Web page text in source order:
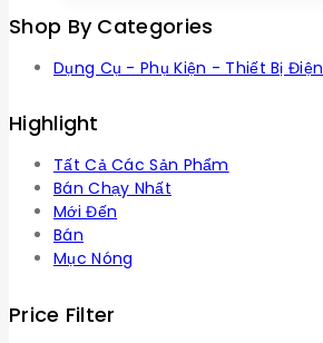
Shop By Categories
Dụng Cụ - Phụ Kiện - Thiết Bị Điện
Highlight
Tất Cả Các Sản Phẩm
Bán Chạy Nhất
Mới Đến
Bán
Mục Nóng
Price Filter